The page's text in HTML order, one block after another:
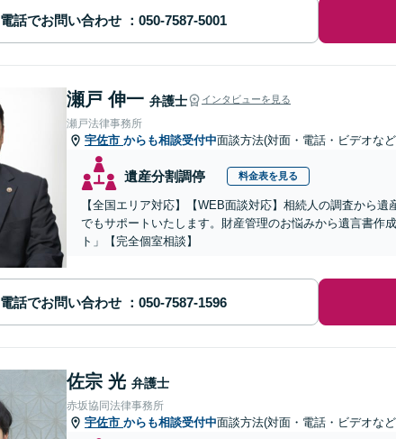
電話でお問い合わせ
瀬戸 伸一 弁護士 インタビューを見る
瀬戸法律事務所
宇佐市 からも相談受付中面談方法(対面・電話・ビデオな
遺産分割調停 料金表を見る
【全国エリア対応】【WEB面談対応】相続人の調査から
でもサポートいたします。財産管理のお悩みから遺言書作
ト」【完全個室相談】
電話でお問い合わせ
佐宗 光 弁護士
赤坂協同法律事務所
宇佐市 からも相談受付中面談方法(対面・電話・ビデオな